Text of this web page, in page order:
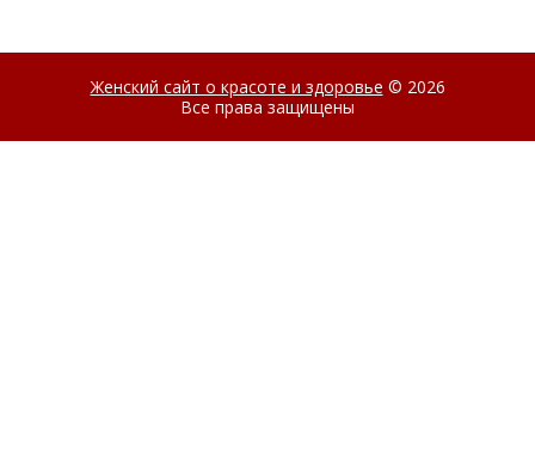
Женский сайт о красоте и здоровье © 2026
Все права защищены